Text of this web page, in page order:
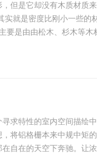
但是它却没有木质材质
就是密度比刚小一些的
要是由由松木、杉木等木
求特性的室内空间描绘
将铝格栅本来中规中矩
自在的天空下奔驰。让